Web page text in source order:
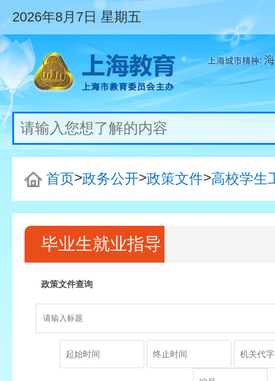
2026年8月7日 星期五
首页>政务公开>政策文件>高校学生
毕业生就业指导
政策文件查询